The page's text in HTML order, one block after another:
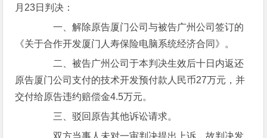
月23日判决：
一、解除原告厦门公司与被告广州公司签订的
《关于合作开发厦门人寿保险电脑系统经济合同》。
二、被告广州公司于本判决生效后十日内返还
原告厦门公司支付的技术开发预付款人民币27万元，并
交付给原告违约赔偿金4.5万元。
三、驳回原告其他诉讼请求。
双方当事人未对一审判决提出上诉，故判决发